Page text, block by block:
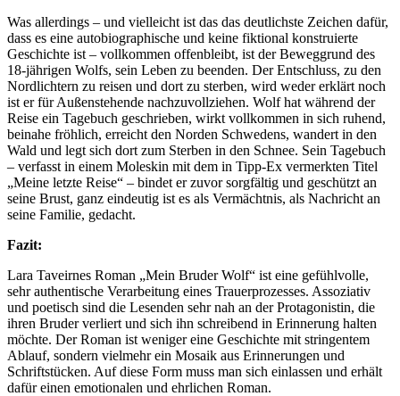
Was allerdings – und vielleicht ist das das deutlichste Zeichen dafür,
dass es eine autobiographische und keine fiktional konstruierte
Geschichte ist – vollkommen offenbleibt, ist der Beweggrund des
18-jährigen Wolfs, sein Leben zu beenden. Der Entschluss, zu den
Nordlichtern zu reisen und dort zu sterben, wird weder erklärt noch
ist er für Außenstehende nachzuvollziehen. Wolf hat während der
Reise ein Tagebuch geschrieben, wirkt vollkommen in sich ruhend,
beinahe fröhlich, erreicht den Norden Schwedens, wandert in den
Wald und legt sich dort zum Sterben in den Schnee. Sein Tagebuch
– verfasst in einem Moleskin mit dem in Tipp-Ex vermerkten Titel
„Meine letzte Reise“ – bindet er zuvor sorgfältig und geschützt an
seine Brust, ganz eindeutig ist es als Vermächtnis, als Nachricht an
seine Familie, gedacht.
Fazit:
Lara Taveirnes Roman „Mein Bruder Wolf“ ist eine gefühlvolle,
sehr authentische Verarbeitung eines Trauerprozesses. Assoziativ
und poetisch sind die Lesenden sehr nah an der Protagonistin, die
ihren Bruder verliert und sich ihn schreibend in Erinnerung halten
möchte. Der Roman ist weniger eine Geschichte mit stringentem
Ablauf, sondern vielmehr ein Mosaik aus Erinnerungen und
Schriftstücken. Auf diese Form muss man sich einlassen und erhält
dafür einen emotionalen und ehrlichen Roman.